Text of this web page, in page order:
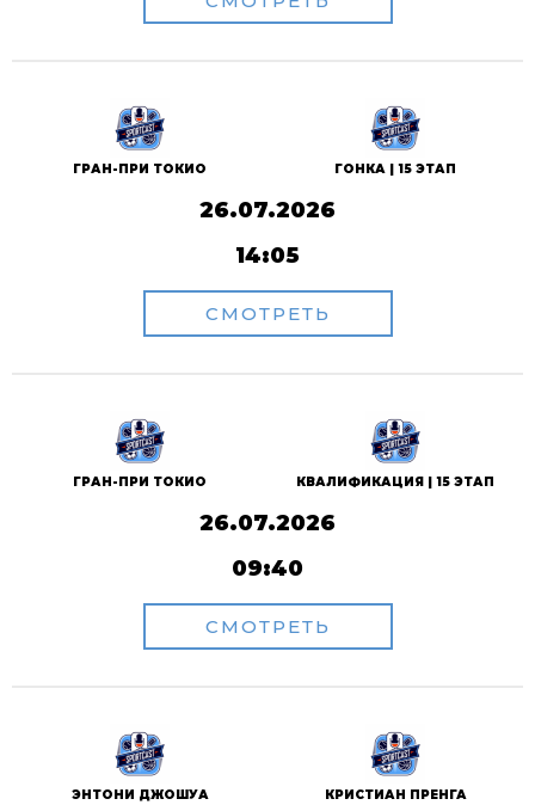
ГРАН-ПРИ ТОКИО ГОНКА | 15 ЭТАП
26.07.2026
14:05
СМОТРЕТЬ
ГРАН-ПРИ ТОКИО КВАЛИФИКАЦИЯ | 15 ЭТАП
26.07.2026
09:40
СМОТРЕТЬ
ЭНТОНИ ДЖОШУА КРИСТИАН ПРЕНГА